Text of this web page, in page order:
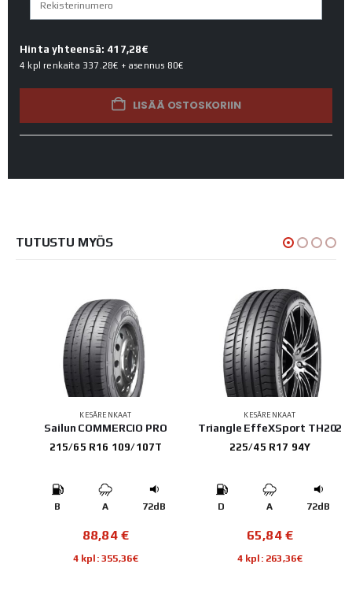
Hinta yhteensä: 417,28€
4 kpl renkaita 337.28€ + asennus 80€
LISÄÄ OSTOSKORIIN
TUTUSTU MYÖS
KESÄRENKAAT
Sailun COMMERCIO PRO
215/65 R16 109/107T
B A 72dB
88,84 €
4 kpl: 355,36€
KESÄRENKAAT
Triangle EffeXSport TH202
225/45 R17 94Y
D A 72dB
65,84 €
4 kpl: 263,36€